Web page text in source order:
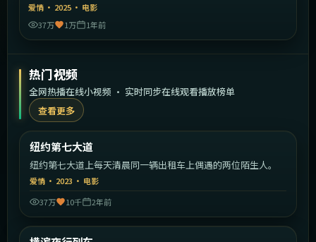
爱情 · 2025 · 电影
37万
1万 1年前
热门视频
全网热播在线小视频 · 实时同步在线观看播放榜单
查看更多
热门
纽约第七大道
纽约第七大道上每天清晨同一辆出租车上偶遇的两位陌生人。
爱情 · 2023 · 电影
37万
10千 2年前